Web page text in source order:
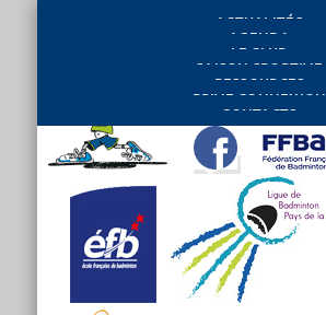
ACTUALITÉS
AGENDA
LE CLUB
SAISON SPORTIVE
RESSOURCES
PRIVE CONNEXION
CONTACTS